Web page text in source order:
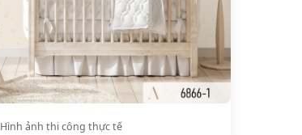
Hình ảnh thi công thực tế